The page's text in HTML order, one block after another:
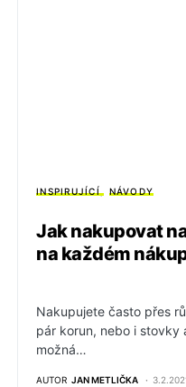
INSPIRUJÍCÍ NÁVODY
Jak nakupovat
na každém
Nakupujete často přes
pár korun, nebo i stovky
možná…
AUTOR JAN METLIČKA